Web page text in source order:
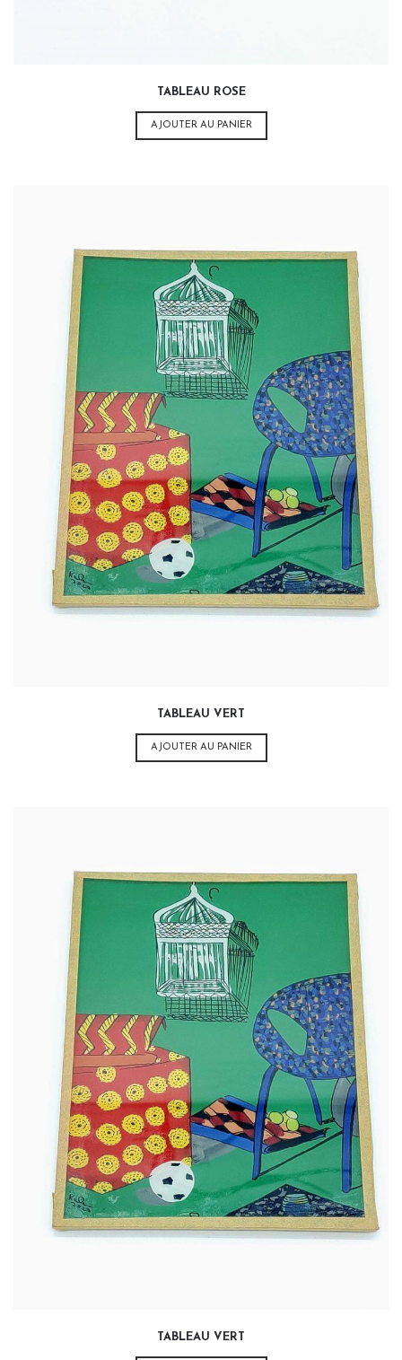
TABLEAU ROSE
AJOUTER AU PANIER
32,00
TABLEAU VERT
AJOUTER AU PANIER
65,00
TABLEAU VERT